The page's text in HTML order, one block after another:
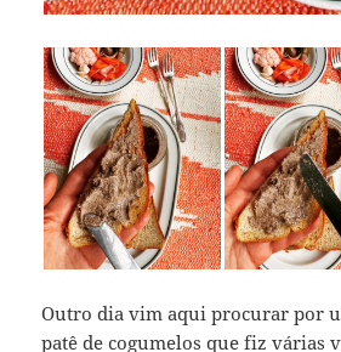
Outro dia vim aqui procurar por
patê de cogumelos que fiz várias